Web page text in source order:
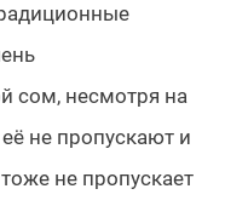
сом, несмотря на
не пропускают и
не пропускает